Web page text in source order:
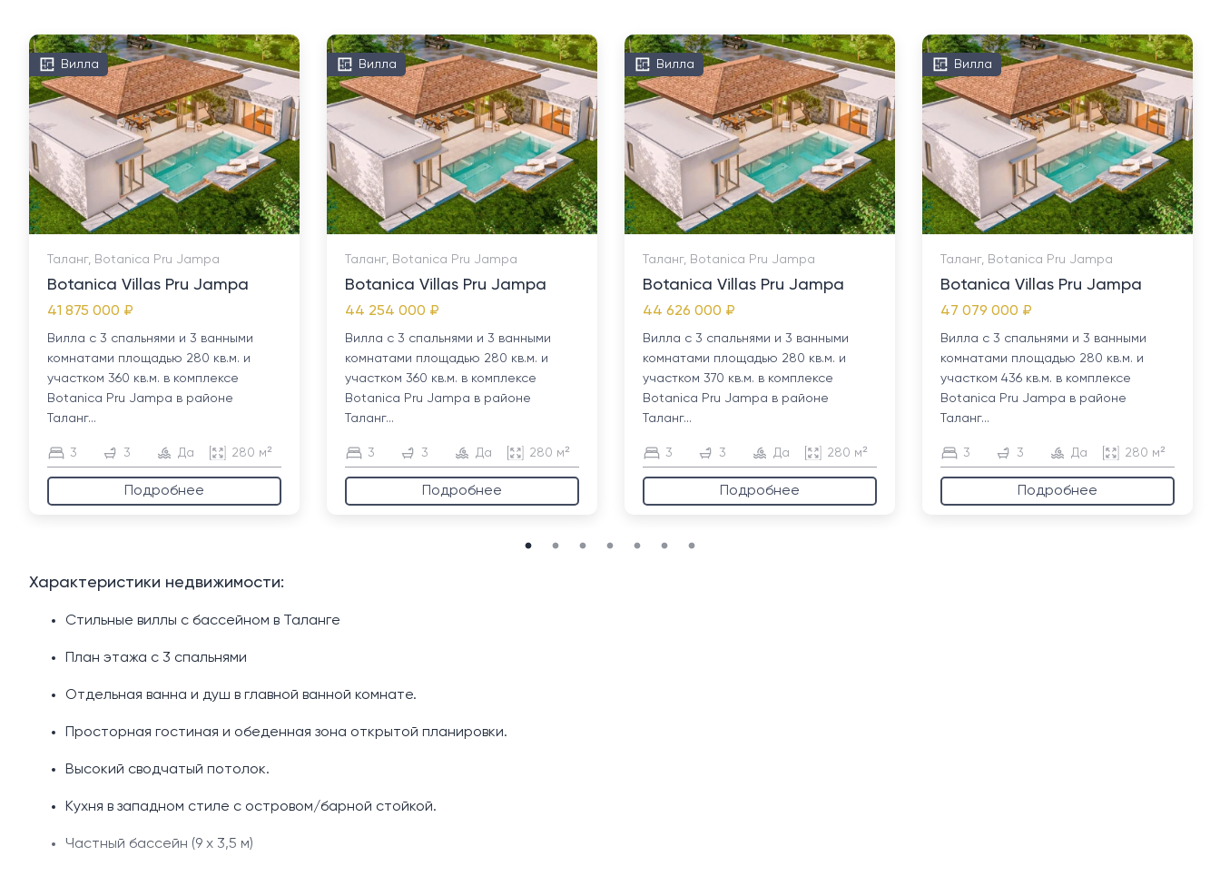
Вилла
Таланг, Botanica Pru Jampa
Botanica Villas Pru Jampa
41 875 000 ₽
Вилла с 3 спальнями и 3 ванными
комнатами площадью 280 кв.м. и
участком 360 кв.м. в комплексе
Botanica Pru Jampa в районе
Таланг...
3 3 Да 280 м²
Подробнее
Вилла
Таланг, Botanica Pru Jampa
Botanica Villas Pru Jampa
44 254 000 ₽
Вилла с 3 спальнями и 3 ванными
комнатами площадью 280 кв.м. и
участком 360 кв.м. в комплексе
Botanica Pru Jampa в районе
Таланг...
3 3 Да 280 м²
Подробнее
Вилла
Таланг, Botanica Pru Jampa
Botanica Villas Pru Jampa
44 626 000 ₽
Вилла с 3 спальнями и 3 ванными
комнатами площадью 280 кв.м. и
участком 370 кв.м. в комплексе
Botanica Pru Jampa в районе
Таланг...
3 3 Да 280 м²
Подробнее
Вилла
Таланг, Botanica Pru Jampa
Botanica Villas Pru Jampa
47 079 000 ₽
Вилла с 3 спальнями и 3 ванными
комнатами площадью 280 кв.м. и
участком 436 кв.м. в комплексе
Botanica Pru Jampa в районе
Таланг...
3 3 Да 280 м²
Подробнее
Характеристики недвижимости:
Стильные виллы с бассейном в Таланге
План этажа с 3 спальнями
Отдельная ванна и душ в главной ванной комнате.
Просторная гостиная и обеденная зона открытой планировки.
Высокий сводчатый потолок.
Кухня в западном стиле с островом/барной стойкой.
Частный бассейн (9 х 3,5 м)